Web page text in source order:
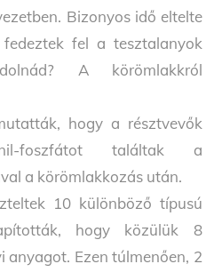
Bizonyos idő eltelte
fel a tesztalanyok
A körömlakkról
hogy a résztvevők
foszfátot találtak a
a körömlakkozás után.
10 különböző típusú
hogy közülük 8
Ezen túlmenően, 2